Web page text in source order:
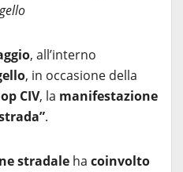
, all’interno
, in occasione della
CIV, la manifestazione
.
stradale ha coinvolto